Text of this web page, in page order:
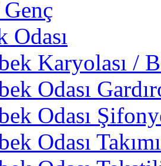
Odası
Karyolası /
Odası
Odası
Odası Takımı